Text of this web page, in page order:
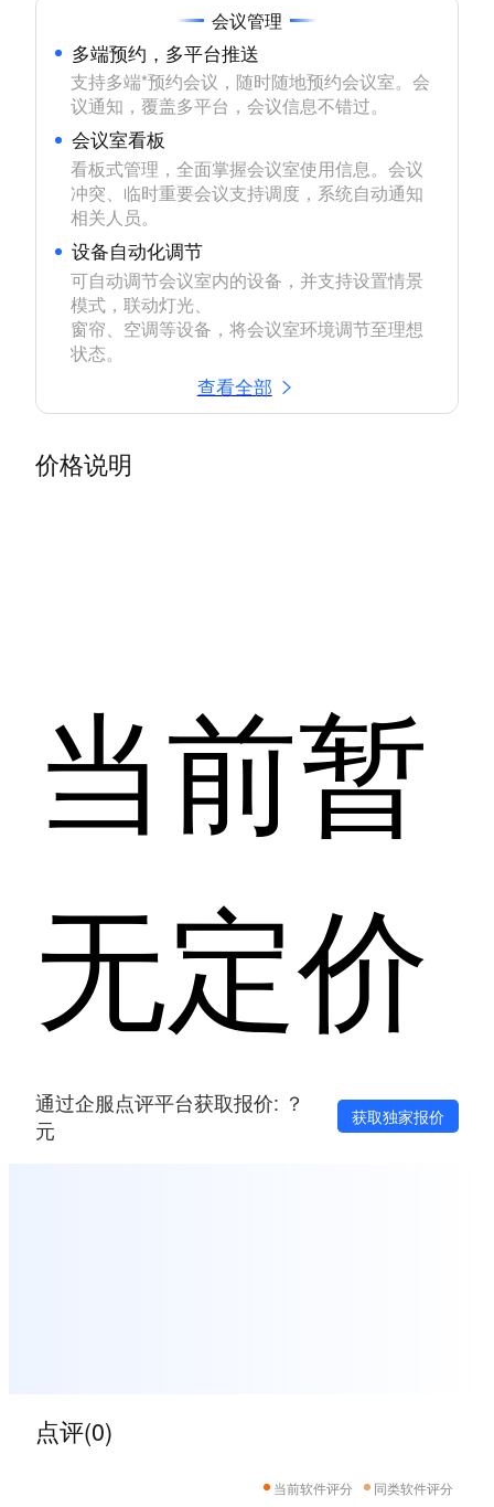
会议管理
多端预约，多平台推送
支持多端*预约会议，随时随地预约会议室。会
议通知，覆盖多平台，会议信息不错过。
会议室看板
看板式管理，全面掌握会议室使用信息。会议
冲突、临时重要会议支持调度，系统自动通知
相关人员。
设备自动化调节
可自动调节会议室内的设备，并支持设置情景
模式，联动灯光、
窗帘、空调等设备，将会议室环境调节至理想
状态。
查看全部
价格说明
当前暂
无定价
通过企服点评平台获取报价: ？
元
获取独家报价
点评(0)
当前软件评分 同类软件评分